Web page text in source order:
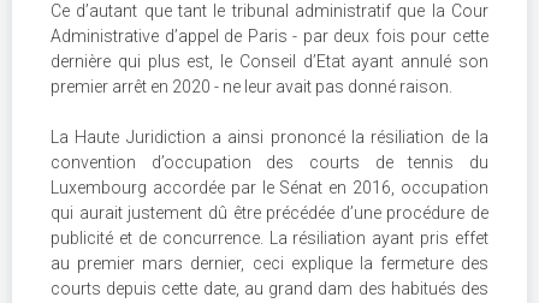
Ce d’autant que tant le tribunal administratif que la Cour
Administrative d’appel de Paris - par deux fois pour cette
dernière qui plus est, le Conseil d’Etat ayant annulé son
premier arrêt en 2020 - ne leur avait pas donné raison.
La Haute Juridiction a ainsi prononcé la résiliation de la
convention d’occupation des courts de tennis du
Luxembourg accordée par le Sénat en 2016, occupation
qui aurait justement dû être précédée d’une procédure de
publicité et de concurrence. La résiliation ayant pris effet
au premier mars dernier, ceci explique la fermeture des
courts depuis cette date, au grand dam des habitués des